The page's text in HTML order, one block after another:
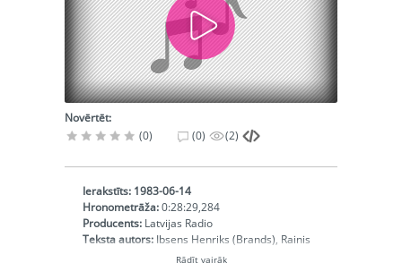
Novērtēt:
(0)
(0) (2)
Ierakstīts: 1983-06-14
Hronometrāža:0:28:29,284
Producents: Latvijas Radio
Teksta autors: Ibsens Henriks (Brands), Rainis
(Jāzeps un viņa brāļi), Blaumanis Rūdolfs
Rādīt vairāk